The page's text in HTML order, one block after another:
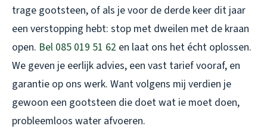
trage gootsteen, of als je voor de derde keer dit jaar
een verstopping hebt: stop met dweilen met de kraan
open. Bel 085 019 51 62 en laat ons het écht oplossen.
We geven je eerlijk advies, een vast tarief vooraf, en
garantie op ons werk. Want volgens mij verdien je
gewoon een gootsteen die doet wat ie moet doen,
probleemloos water afvoeren.